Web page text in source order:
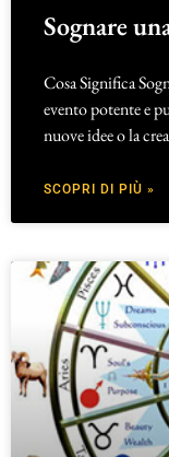
Sognare
Cosa Significa
evento potente e
nuove idee o la
SCOPRI DI PIÙ »